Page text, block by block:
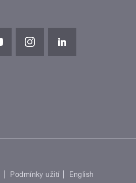
Podmínky užití
English